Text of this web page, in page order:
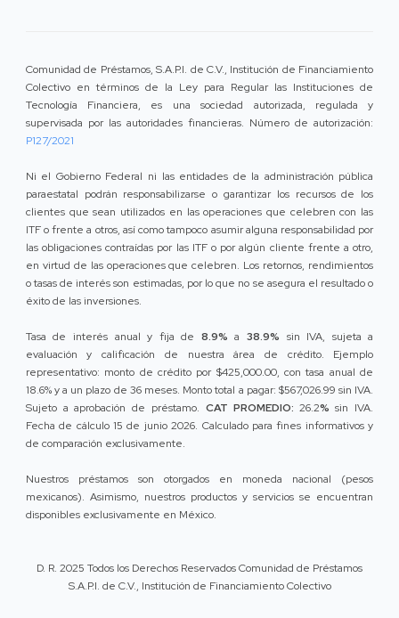
Comunidad de Préstamos, S.A.P.I. de C.V., Institución de Financiamiento
Colectivo en términos de la Ley para Regular las Instituciones de
Tecnología Financiera, es una sociedad autorizada, regulada y
supervisada por las autoridades financieras. Número de autorización:
P127/2021
Ni el Gobierno Federal ni las entidades de la administración pública
paraestatal podrán responsabilizarse o garantizar los recursos de los
clientes que sean utilizados en las operaciones que celebren con las
ITF o frente a otros, así como tampoco asumir alguna responsabilidad por
las obligaciones contraídas por las ITF o por algún cliente frente a otro,
en virtud de las operaciones que celebren. Los retornos, rendimientos
o tasas de interés son estimadas, por lo que no se asegura el resultado o
éxito de las inversiones.
Tasa de interés anual y fija de 8.9% a 38.9% sin IVA, sujeta a
evaluación y calificación de nuestra área de crédito. Ejemplo
representativo: monto de crédito por $425,000.00, con tasa anual de
18.6% y a un plazo de 36 meses. Monto total a pagar: $567,026.99 sin IVA.
Sujeto a aprobación de préstamo. CAT PROMEDIO: 26.2% sin IVA.
Fecha de cálculo 15 de junio 2026. Calculado para fines informativos y
de comparación exclusivamente.
Nuestros préstamos son otorgados en moneda nacional (pesos
mexicanos). Asimismo, nuestros productos y servicios se encuentran
disponibles exclusivamente en México.
D. R. 2025 Todos los Derechos Reservados Comunidad de Préstamos
S.A.P.I. de C.V., Institución de Financiamiento Colectivo